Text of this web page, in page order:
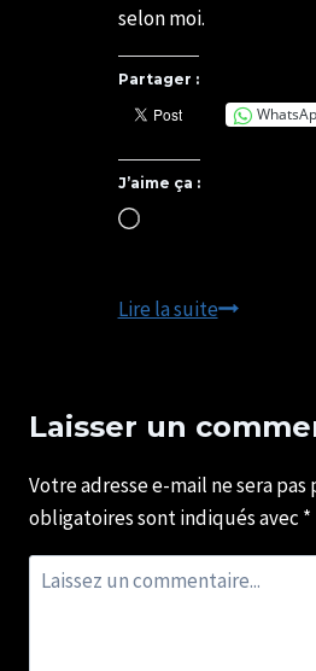
selon moi.
Partager :
J’aime ça :
Chargement…
Lire la suiteCulture
de
Laisser un
Votre adresse e-mail ne sera pas
obligatoires sont indiqués avec *